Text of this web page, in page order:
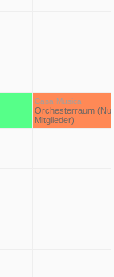
Casa Musica
Orchesterraum
Mitglieder)